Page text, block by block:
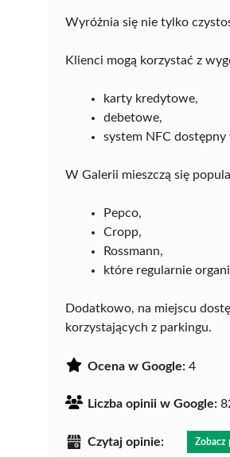
Wyróżnia się nie tylko
Klienci mogą korzystać z
karty kredytowe,
debetowe,
system NFC
W Galerii mieszczą się
Pepco,
Cropp,
Rossmann,
które regularnie
Dodatkowo, na miejscu
korzystających z parkingu.
Ocena w Google: 4
Liczba opinii w Google:
Czytaj opinie: Zobacz